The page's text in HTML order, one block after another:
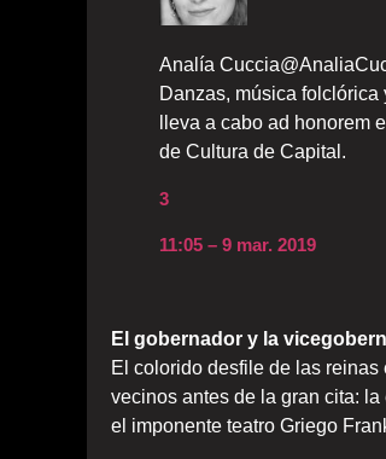
Analía Cuccia
Danzas, música
lleva a cabo ad honorem
de Cultura de Capital.
3
11:05 – 9 mar. 2019
El gobernador y la
El colorido desfile de las
vecinos antes de la gran cita:
el imponente teatro Griego